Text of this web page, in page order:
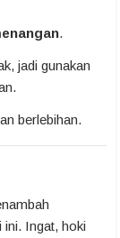
.
jadi gunakan
berlebihan.
ini. Ingat, hoki